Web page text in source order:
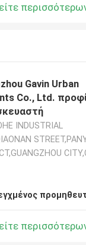
Gavin Urban
Co., Ltd.
INDUSTRIAL